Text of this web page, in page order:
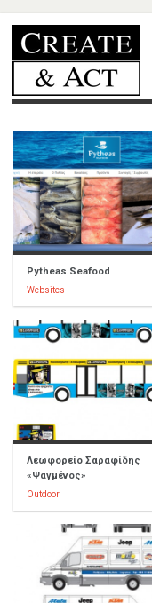
Pytheas Seafood
Websites
Λεωφορείο Σαραφίδης
«Ψαγμένος»
Outdoor